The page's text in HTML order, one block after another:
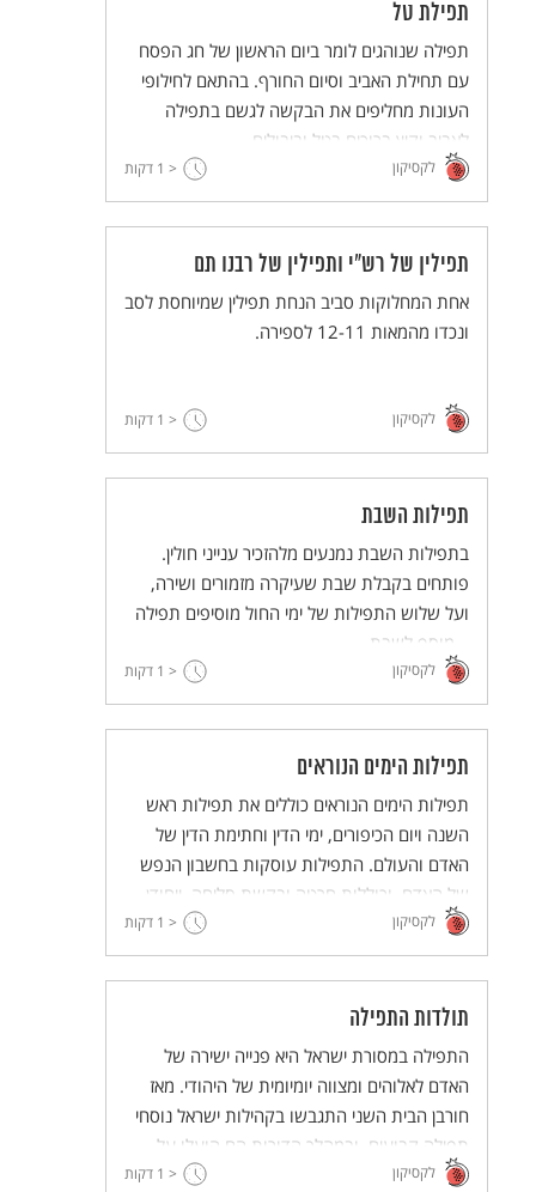
תפילת טל
תפילה שנוהגים לומר ביום הראשון של חג הפסח
עם תחילת האביב וסיום החורף. בהתאם לחילופי
העונות מחליפים את הבקשה לגשם בתפילה
לאביב וקיץ ברוכים בטל וביבולים.
לקסיקון < 1 דקות
תפילין של רש"י ותפילין של רבנו תם
אחת המחלוקות סביב הנחת תפילין שמיוחסת לסב
ונכדו מהמאות 12-11 לספירה.
לקסיקון < 1 דקות
תפילות השבת
בתפילות השבת נמנעים מלהזכיר ענייני חולין.
פותחים בקבלת שבת שעיקרה מזמורים ושירה,
ועל שלוש התפילות של ימי החול מוסיפים תפילה
– מוסף לשבת.
לקסיקון < 1 דקות
תפילות הימים הנוראים
תפילות הימים הנוראים כוללים את תפילות ראש
השנה ויום הכיפורים, ימי הדין וחתימת הדין של
האדם והעולם. התפילות עוסקות בחשבון הנפש
של האדם, וכוללות חרטה ובקשת סליחה. ייחודן
של תפילות ראש השנה – בתקיעות השופר, ושל
יום הכיפורים – בתפילות "כל נדרי" ו"נעילה".
לקסיקון < 1 דקות
תולדות התפילה
התפילה במסורת ישראל היא פנייה ישירה של
האדם לאלוהים ומצווה יומיומית של היהודי. מאז
חורבן הבית השני התגבשו בקהילות ישראל נוסחי
תפילה קבועים, ובמהלך הדורות הם הועלו על
הכתב בסידורי התפילה וקיבלו את מקומם הקבוע
לקסיקון < 1 דקות